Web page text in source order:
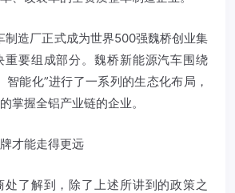
制造厂正式成为世界500强魏桥创业集
重要组成部分。魏桥新能源汽车围绕
智能化”进行了一系列的生态化布局，
掌握全铝产业链的企业。
才能走得更远
处了解到，除了上述所讲到的政策之